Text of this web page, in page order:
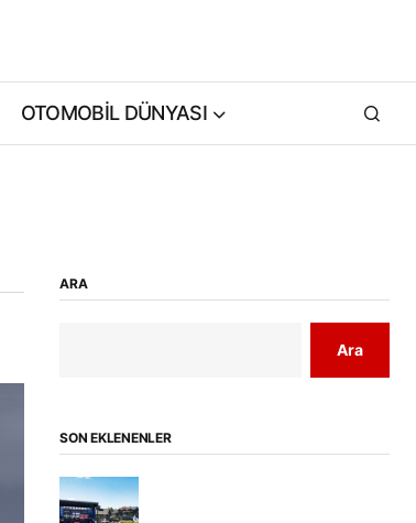
OTOMOBİL DÜNYASI
ARA
Ara
SON EKLENENLER